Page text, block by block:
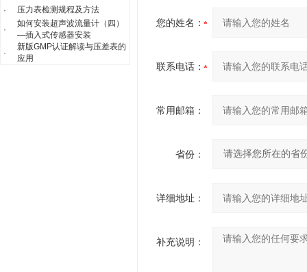
·
压力表检测规程及方法
·
如何安装超声波流量计（四）
—插入式传感器安装
·
新版GMP认证解读与压差表的
应用
您的姓名：
联系电话：
常用邮箱：
省份：
详细地址：
补充说明：